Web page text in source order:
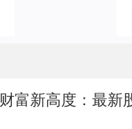
富新高度：最新